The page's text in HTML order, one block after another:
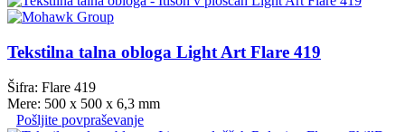
Tekstilna talna obloga Light Art Flare 419
Šifra: Flare 419
Mere: 500 x 500 x 6,3 mm
Pošljite povpraševanje